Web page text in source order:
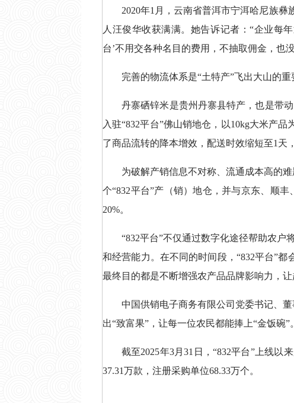
2020年1月，云南省普洱市宁洱哈尼族彝
人汪俊华收获满满。她告诉记者：“企业每
台’不用交各种名目的费用，不抽取佣金，也
完善的物流体系是“土特产”飞出大山的
丹寨硒锌米是贵州丹寨县特产，也是带
入驻“832平台”佛山销地仓，以10kg大米产
了商品流转的降本增效，配送时效缩短至1天
为破解产销信息不对称、流通成本高的
个“832平台”产（销）地仓，并与京东、顺
20%。
“832平台”不仅通过数字化途径帮助农
和经营能力。在不同的时间段，“832平台”
最终目的都是不断增强农产品品牌影响力，
中国供销电子商务有限公司党委书记、
出“致富果”，让每一位农民都能捧上“金饭碗”。
截至2025年3月31日，“832平台”上线以
37.31万款，注册采购单位68.33万个。